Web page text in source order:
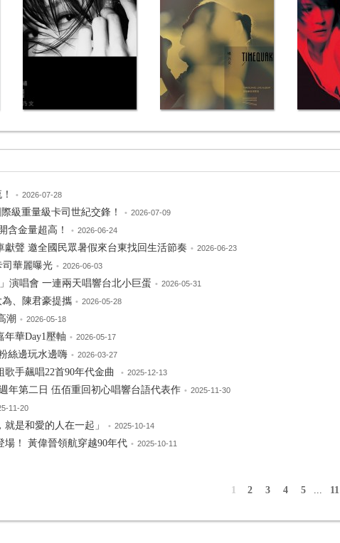
• 2026-07-28
級重量級卡司世紀交鋒！ • 2026-07-09
含金量超高！ • 2026-06-24
聲 邀全國民眾暑假來台東找回生活節奏 • 2026-06-23
司華麗曝光 • 2026-06-03
演唱會 一連兩天唱響台北小巨蛋 • 2026-05-31
、陳君豪提攜 • 2026-05-28
潮 • 2026-05-18
年華Day1壓軸 • 2026-05-17
絲邊玩水邊嗨 • 2026-03-27
手飆唱22首90年代金曲 • 2025-12-13
年第二日 伍佰重回初心唱響台語代表作 • 2025-11-30
11-20
是和愛的人在一起」 • 2025-10-14
場！ 黃偉晉領航穿越90年代 • 2025-10-11
1 2 3 4 5 ... 11